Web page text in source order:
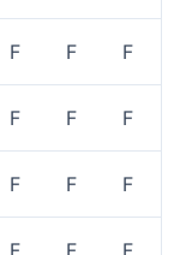
F F F
F F F
F F F
F F F